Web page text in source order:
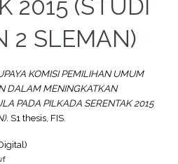
2015 (STUDI
2 SLEMAN)
KOMISI PEMILIHAN UMUM
DALAM MENINGKATKAN
PADA PILKADA SERENTAK 2015
S1 thesis, FIS.